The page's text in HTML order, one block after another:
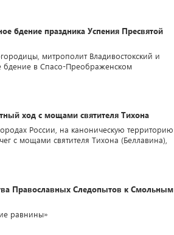
бдение праздника Успения Пресвятой
митрополит Владивостокский и
бдение в Спасо-Преображенском
ход с мощами святителя Тихона
России, на каноническую территорию
с мощами святителя Тихона (Беллавина),
Православных Следопытов к Смольным
равнины»